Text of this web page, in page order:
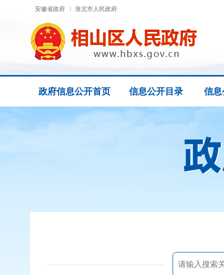
安徽省政府 淮北市人民政府
政府信息公开首页 信息公开目录 信息